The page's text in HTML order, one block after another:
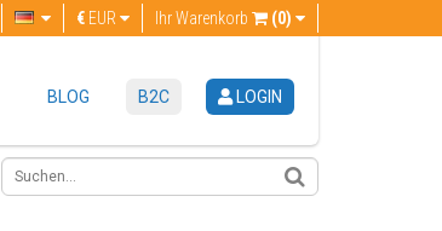
Ihr Warenkorb (0)
€ EUR
BLOG B2C LOGIN